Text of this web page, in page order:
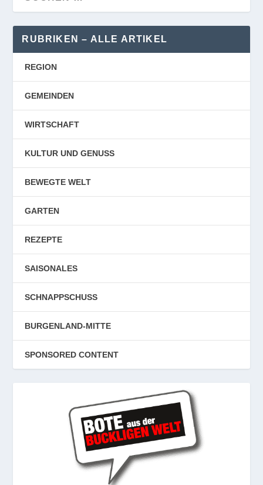
RUBRIKEN – ALLE ARTIKEL
REGION
GEMEINDEN
WIRTSCHAFT
KULTUR UND GENUSS
BEWEGTE WELT
GARTEN
REZEPTE
SAISONALES
SCHNAPPSCHUSS
BURGENLAND-MITTE
SPONSORED CONTENT